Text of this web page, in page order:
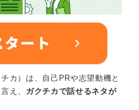
カ）は、自己PRや志望動機と
え、 ガクチカで話せるネタが